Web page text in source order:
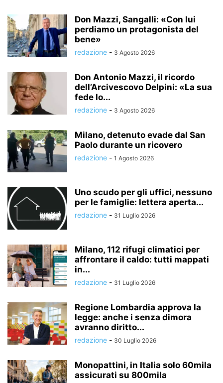
Don Mazzi, Sangalli: «Con lui
perdiamo un protagonista del
bene»
redazione - 3 Agosto 2026
Don Antonio Mazzi, il ricordo
dell’Arcivescovo Delpini: «La sua
fede lo...
redazione - 3 Agosto 2026
Milano, detenuto evade dal San
Paolo durante un ricovero
redazione - 1 Agosto 2026
Uno scudo per gli uffici, nessuno
per le famiglie: lettera aperta...
redazione - 31 Luglio 2026
Milano, 112 rifugi climatici per
affrontare il caldo: tutti mappati
in...
redazione - 31 Luglio 2026
Regione Lombardia approva la
legge: anche i senza dimora
avranno diritto...
redazione - 30 Luglio 2026
Monopattini, in Italia solo 60mila
assicurati su 800mila